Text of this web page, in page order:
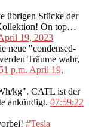
übrigen Stücke der
On top…
19, 2023
neue "condensed-
Träume wahr,
p.m. April 19,
kg". CATL ist der
ankündigt. 07:59:22
#Tesla